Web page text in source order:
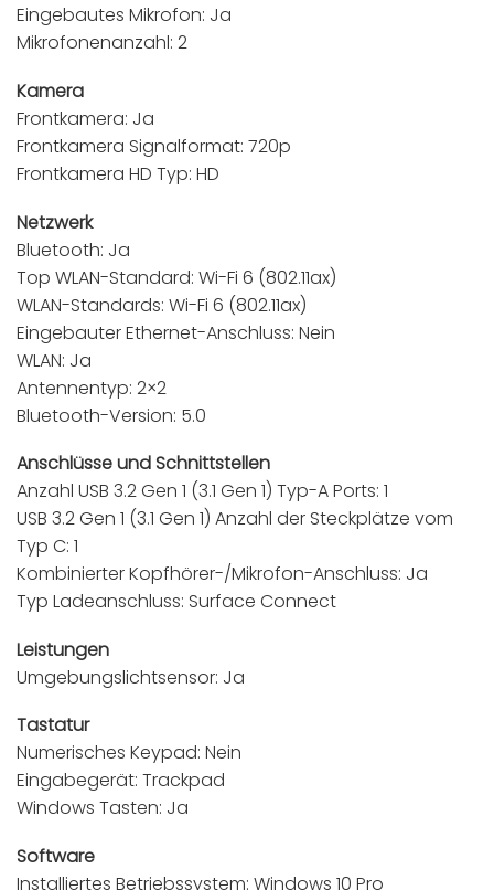
Eingebautes Mikrofon: Ja
Mikrofonenanzahl: 2
Kamera
Frontkamera: Ja
Frontkamera Signalformat: 720p
Frontkamera HD Typ: HD
Netzwerk
Bluetooth: Ja
Top WLAN-Standard: Wi-Fi 6 (802.11ax)
WLAN-Standards: Wi-Fi 6 (802.11ax)
Eingebauter Ethernet-Anschluss: Nein
WLAN: Ja
Antennentyp: 2×2
Bluetooth-Version: 5.0
Anschlüsse und Schnittstellen
Anzahl USB 3.2 Gen 1 (3.1 Gen 1) Typ-A Ports: 1
USB 3.2 Gen 1 (3.1 Gen 1) Anzahl der Steckplätze vom
Typ C: 1
Kombinierter Kopfhörer-/Mikrofon-Anschluss: Ja
Typ Ladeanschluss: Surface Connect
Leistungen
Umgebungslichtsensor: Ja
Tastatur
Numerisches Keypad: Nein
Eingabegerät: Trackpad
Windows Tasten: Ja
Software
Installiertes Betriebssystem: Windows 10 Pro